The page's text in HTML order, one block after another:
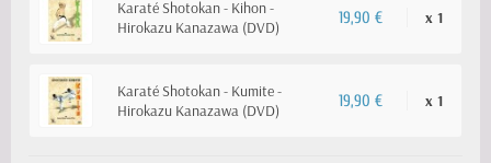
Karaté Shotokan - Kihon -
Hirokazu Kanazawa (DVD)
19,90 € x 1
Karaté Shotokan - Kumite -
Hirokazu Kanazawa (DVD)
19,90 € x 1